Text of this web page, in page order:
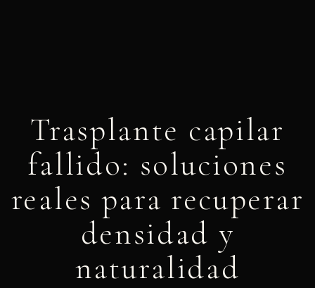
Trasplante capilar
fallido: soluciones
reales para recuperar
densidad y
naturalidad